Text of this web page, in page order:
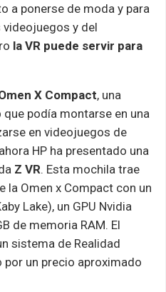
a ponerse de moda y para
y del
la VR puede servir para
X Compact, una
podía montarse en una
en videojuegos de
HP ha presentado una
Z VR. Esta mochila trae
la Omen x Compact con un
Lake), un GPU Nvidia
de memoria RAM. El
sistema de Realidad
un precio aproximado